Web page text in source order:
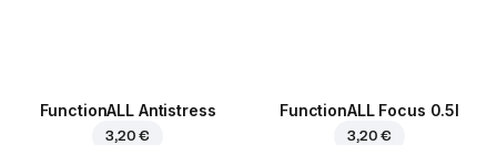
FunctionALL Antistress
3,20 €
FunctionALL Focus 0.5l
3,20 €